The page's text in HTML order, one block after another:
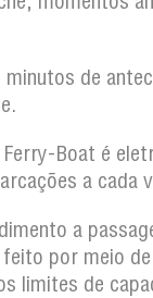
de
Boat é
a cada
a
por meio
limites de